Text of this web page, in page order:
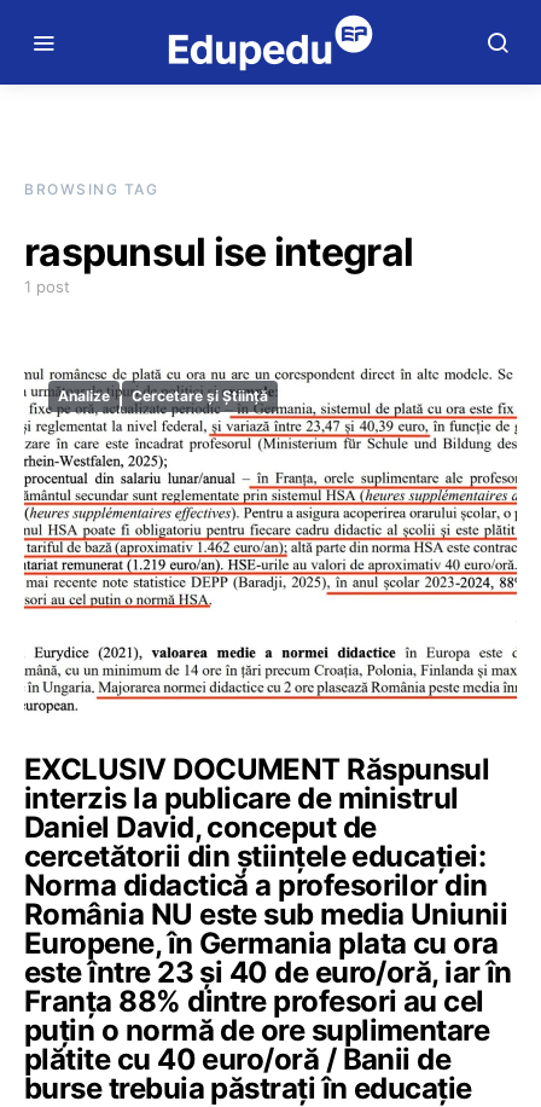
BROWSING TAG
raspunsul ise integral
1 post
Analize Cercetare și Știință
EXCLUSIV DOCUMENT Răspunsul
interzis la publicare de ministrul
Daniel David, conceput de
cercetătorii din științele educației:
Norma didactică a profesorilor din
România NU este sub media Uniunii
Europene, în Germania plata cu ora
este între 23 și 40 de euro/oră, iar în
Franța 88% dintre profesori au cel
puțin o normă de ore suplimentare
plătite cu 40 euro/oră / Banii de
burse trebuia păstrați în educație